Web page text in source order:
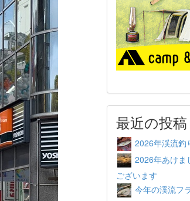
最近の投稿
2026年渓流釣
2026年あけま
ございます
今年の渓流フ